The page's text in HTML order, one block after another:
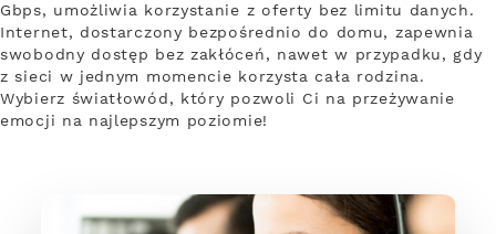
Gbps, umożliwia korzystanie z oferty bez limitu danych.
Internet, dostarczony bezpośrednio do domu, zapewnia
swobodny dostęp bez zakłóceń, nawet w przypadku, gdy
z sieci w jednym momencie korzysta cała rodzina.
Wybierz światłowód, który pozwoli Ci na przeżywanie
emocji na najlepszym poziomie!